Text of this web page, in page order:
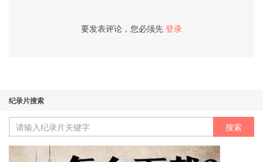
要发表评论，您必须先 登录
纪录片搜索